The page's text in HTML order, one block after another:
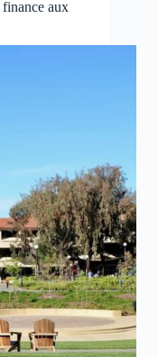
aux